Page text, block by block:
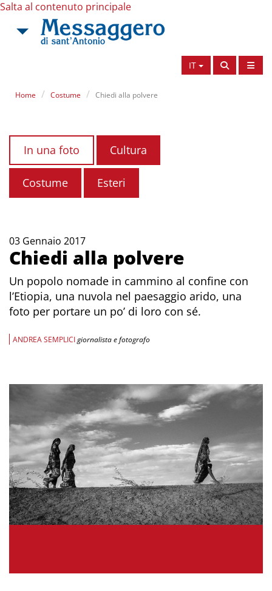
Salta al contenuto principale
IT
Home Costume Chiedi alla polvere
In una foto Cultura
Costume Esteri
03 Gennaio 2017
Chiedi alla polvere
Un popolo nomade in cammino al confine con
l’Etiopia, una nuvola nel paesaggio arido, una
foto per portare un po’ di loro con sé.
ANDREA SEMPLICIgiornalista e fotografo